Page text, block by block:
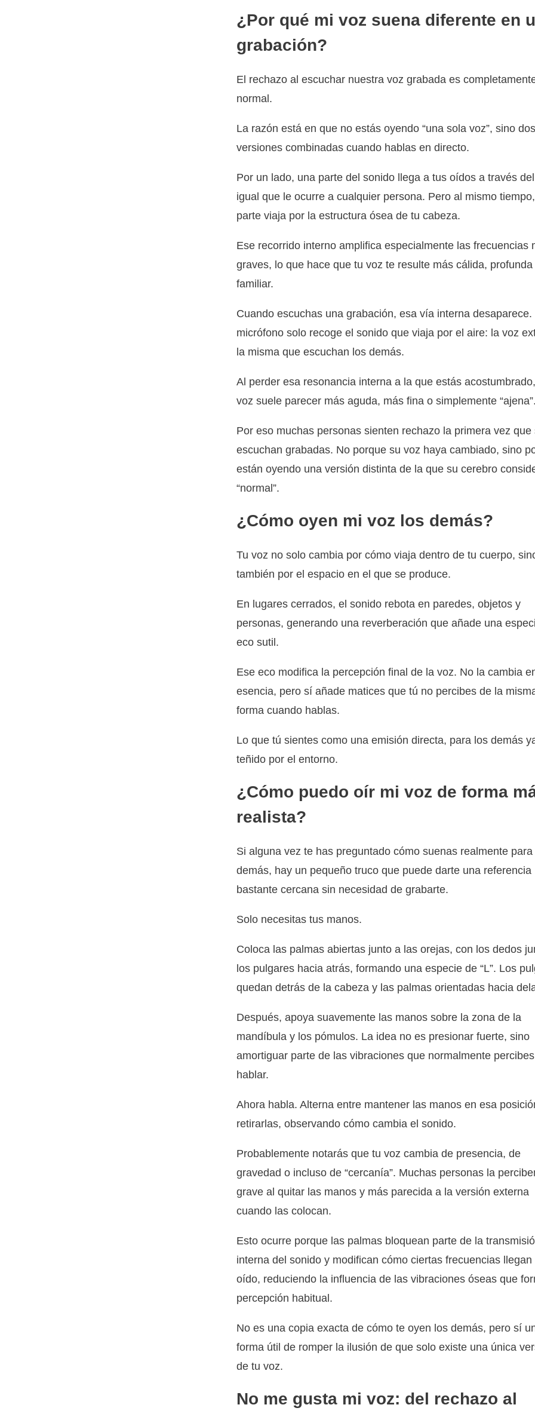
¿Por qué mi voz suena diferente en
grabación?
El rechazo al escuchar nuestra voz grabada es
normal.
La razón está en que no estás oyendo “una sola voz”, sino dos
versiones combinadas cuando hablas en directo.
Por un lado, una parte del sonido llega a tus oídos a través
igual que le ocurre a cualquier persona. Pero al mismo
parte viaja por la estructura ósea de tu cabeza.
Ese recorrido interno amplifica especialmente las frecuencias
graves, lo que hace que tu voz te resulte más cálida, profunda
familiar.
Cuando escuchas una grabación, esa vía interna desaparece.
micrófono solo recoge el sonido que viaja por el aire: la voz
la misma que escuchan los demás.
Al perder esa resonancia interna a la que estás
voz suele parecer más aguda, más fina o simplemente “ajena”.
Por eso muchas personas sienten rechazo la primera vez que
escuchan grabadas. No porque su voz haya cambiado, sino
están oyendo una versión distinta de la que su cerebro
“normal”.
¿Cómo oyen mi voz los demás?
Tu voz no solo cambia por cómo viaja dentro de tu cuerpo,
también por el espacio en el que se produce.
En lugares cerrados, el sonido rebota en paredes, objetos y
personas, generando una reverberación que añade una
eco sutil.
Ese eco modifica la percepción final de la voz. No la cambia
esencia, pero sí añade matices que tú no percibes de la
forma cuando hablas.
Lo que tú sientes como una emisión directa, para los demás
teñido por el entorno.
¿Cómo puedo oír mi voz de forma
realista?
Si alguna vez te has preguntado cómo suenas realmente para
demás, hay un pequeño truco que puede darte una referencia
bastante cercana sin necesidad de grabarte.
Solo necesitas tus manos.
Coloca las palmas abiertas junto a las orejas, con los dedos
los pulgares hacia atrás, formando una especie de “L”. Los
quedan detrás de la cabeza y las palmas orientadas hacia
Después, apoya suavemente las manos sobre la zona de la
mandíbula y los pómulos. La idea no es presionar fuerte, sino
amortiguar parte de las vibraciones que normalmente percibes
hablar.
Ahora habla. Alterna entre mantener las manos en esa
retirarlas, observando cómo cambia el sonido.
Probablemente notarás que tu voz cambia de presencia, de
gravedad o incluso de “cercanía”. Muchas personas la
grave al quitar las manos y más parecida a la versión externa
cuando las colocan.
Esto ocurre porque las palmas bloquean parte de la
interna del sonido y modifican cómo ciertas frecuencias llegan
oído, reduciendo la influencia de las vibraciones óseas que
percepción habitual.
No es una copia exacta de cómo te oyen los demás, pero sí
forma útil de romper la ilusión de que solo existe una única
de tu voz.
No me gusta mi voz: del rechazo al